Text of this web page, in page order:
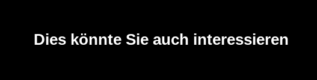
Dies könnte Sie auch interessieren